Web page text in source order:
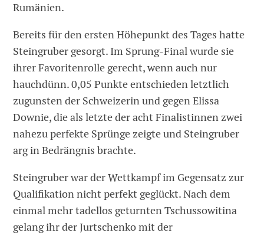
Rumänien.
Bereits für den ersten Höhepunkt des Tages hatte
Steingruber gesorgt. Im Sprung-Final wurde sie
ihrer Favoritenrolle gerecht, wenn auch nur
hauchdünn. 0,05 Punkte entschieden letztlich
zugunsten der Schweizerin und gegen Elissa
Downie, die als letzte der acht Finalistinnen zwei
nahezu perfekte Sprünge zeigte und Steingruber
arg in Bedrängnis brachte.
Steingruber war der Wettkampf im Gegensatz zur
Qualifikation nicht perfekt geglückt. Nach dem
einmal mehr tadellos geturnten Tschussowitina
gelang ihr der Jurtschenko mit der